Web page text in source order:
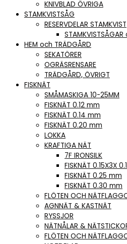
KNIVBLAD ÖVRIGA
STAMKVISTSÅG
RESERVDELAR STAMKVIST
HEM och TRÄDGÅRD
SEKATÖRER
OGRÄSRENSARE
TRÄDGÅRD, ÖVRIGT
FISKNÄT
SMÅMASKIGA 10-25MM
FISKNÄT 0.12 mm
FISKNÄT 0.14 mm
FISKNÄT 0.20 mm
LOKKA
KRAFTIGA NÄT
7F IRONSILK
FISKNÄT 0.15X3X
FISKNÄT 0.25 mm
FISKNÄT 0.30 mm
FLÖTEN OCH
AGNNÄT & KASTNÄT
RYSSJOR
NÄTNÅLAR &
FLÖTEN OCH